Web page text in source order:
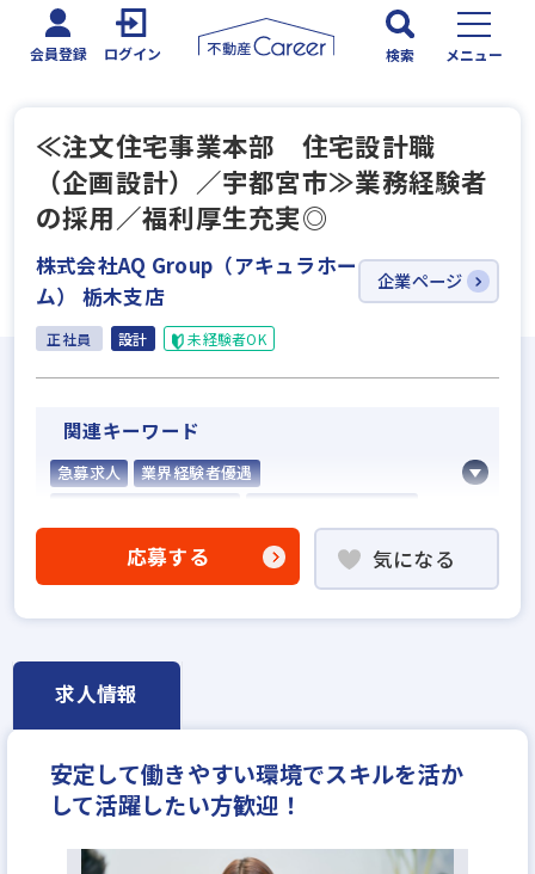
会員登録 ログイン 検索 メニュー
≪注文住宅事業本部 住宅設計職
（企画設計）／宇都宮市≫業務経験者
の採用／福利厚生充実◎
株式会社AQ Group（アキュラホー
ム） 栃木支店
企業ページ
正社員 設計 未経験者OK
関連キーワード
急募求人
業界経験者優遇
既卒・第2新卒歓迎
職種未経験歓迎
成果給が充実
固定給25万円以上
マイカー通勤可
完全週休2日
年収350万円
年収400万円
年収450万円
年収500万円
年収550万円
年収600万円
年収700万円
年収800万円
年収900万円
応募する 気になる
求人情報
安定して働きやすい環境でスキルを活か
して活躍したい方歓迎！